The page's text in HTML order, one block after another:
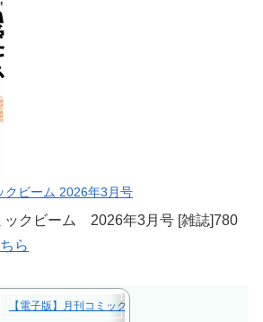
クビーム 2026年3月号
ックビーム 2026年3月号 [雑誌]780
ら
【電子版】月刊コミックビーム 2026年3月号【電